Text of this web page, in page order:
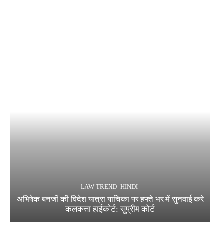
LAW TREND -HINDI
अभिषेक बनर्जी की विदेश यात्रा याचिका पर हफ्ते भर में सुनवाई करे
कलकत्ता हाईकोर्ट: सुप्रीम कोर्ट